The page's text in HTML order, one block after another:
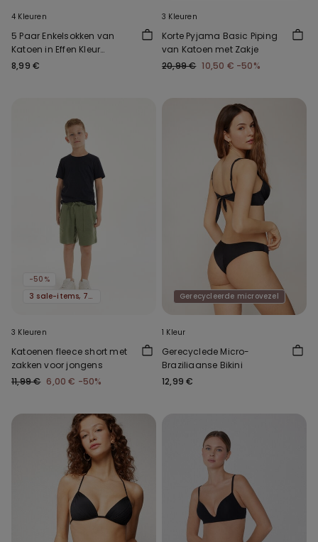
4 Kleuren
5 Paar Enkelsokken van
Katoen in Effen Kleur
Uniseks
8,99 €
3 Kleuren
Korte Pyjama Basic Piping
van Katoen met Zakje
20,99 € 10,50 € -50%
-50%
3 sale-items, 70% korting
3 Kleuren
Katoenen fleece short met
zakken voor jongens
11,99 € 6,00 € -50%
Gerecycleerde microvezel
1 Kleur
Gerecyclede Micro-
Braziliaanse Bikini
12,99 €